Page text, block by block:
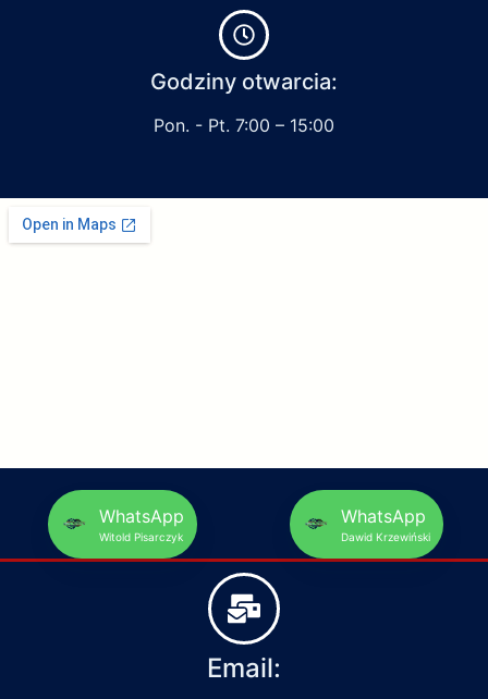
Godziny otwarcia:
Pon. - Pt. 7:00 – 15:00
WhatsApp
Witold Pisarczyk
WhatsApp
Dawid Krzewiński
Email: